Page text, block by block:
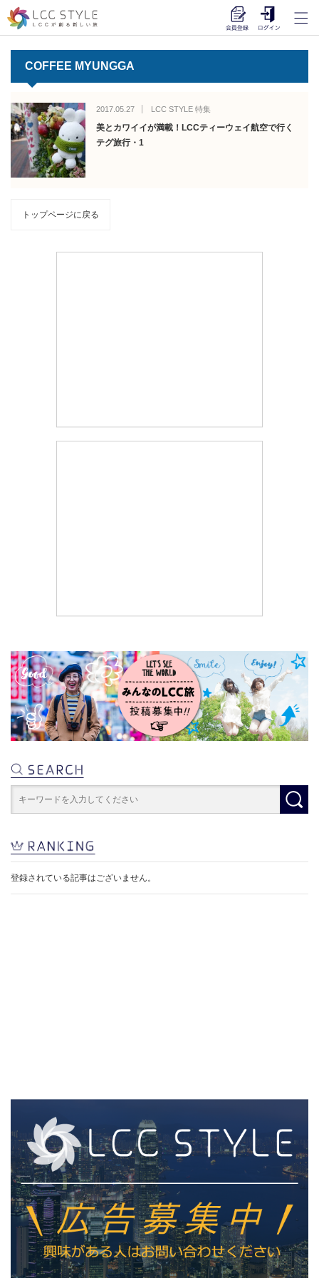
COFFEE MYUNGGA
2017.05.27 LCC STYLE 特集
美とカワイイが満載！LCCティーウェイ航空で行く
テグ旅行・1
トップページに戻る
登録されている記事はございません。